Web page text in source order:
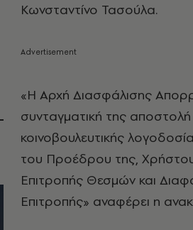
Κωνσταντίνο Τασούλα.
«Η Αρχή Διασφάλισης
συνταγματική της
κοινοβουλευτικής
του Προέδρου της,
Επιτροπής Θεσμών και
Επιτροπής» αναφέρει η